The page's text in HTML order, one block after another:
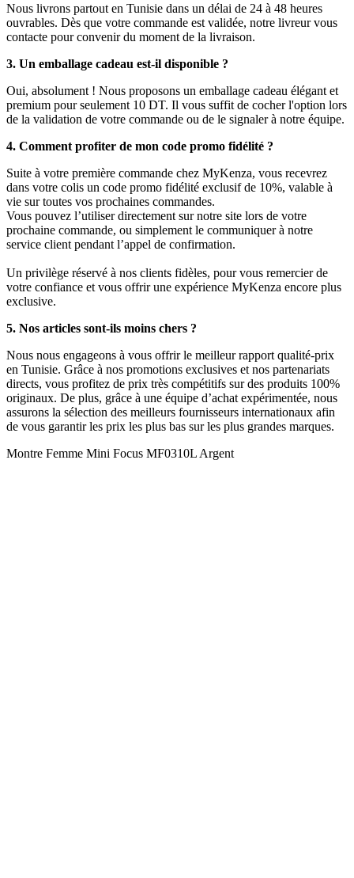
Nous livrons partout en Tunisie dans un délai de 24 à 48 heures
ouvrables. Dès que votre commande est validée, notre livreur vous
contacte pour convenir du moment de la livraison.
3. Un emballage cadeau est-il disponible ?
Oui, absolument ! Nous proposons un emballage cadeau élégant et
premium pour seulement 10 DT. Il vous suffit de cocher l'option lors
de la validation de votre commande ou de le signaler à notre équipe.
4. Comment profiter de mon code promo fidélité ?
Suite à votre première commande chez MyKenza, vous recevrez
dans votre colis un code promo fidélité exclusif de 10%, valable à
vie sur toutes vos prochaines commandes.
Vous pouvez l’utiliser directement sur notre site lors de votre
prochaine commande, ou simplement le communiquer à notre
service client pendant l’appel de confirmation.
Un privilège réservé à nos clients fidèles, pour vous remercier de
votre confiance et vous offrir une expérience MyKenza encore plus
exclusive.
5. Nos articles sont-ils moins chers ?
Nous nous engageons à vous offrir le meilleur rapport qualité-prix
en Tunisie. Grâce à nos promotions exclusives et nos partenariats
directs, vous profitez de prix très compétitifs sur des produits 100%
originaux. De plus, grâce à une équipe d’achat expérimentée, nous
assurons la sélection des meilleurs fournisseurs internationaux afin
de vous garantir les prix les plus bas sur les plus grandes marques.
Montre Femme Mini Focus MF0310L Argent